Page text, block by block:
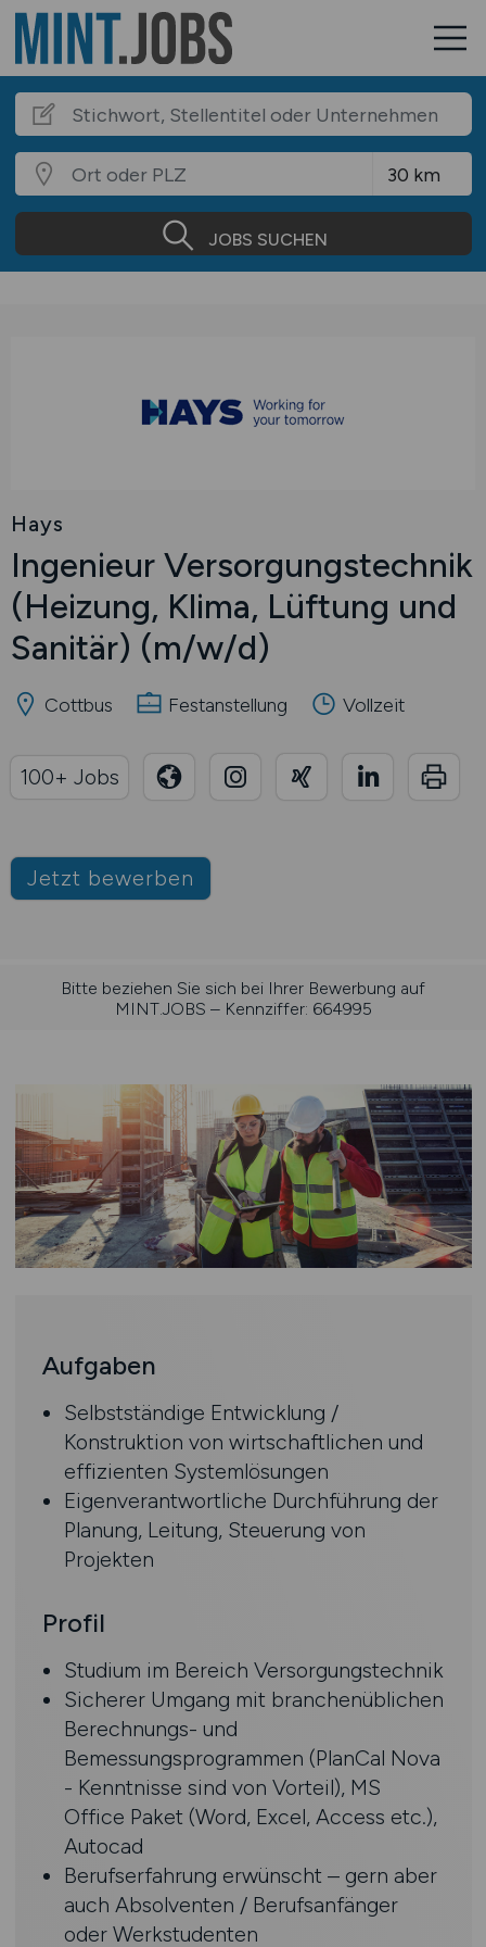
JOBS SUCHEN
Hays
Ingenieur Versorgungstechnik
(Heizung, Klima, Lüftung und
Sanitär) (m/w/d)
Cottbus Festanstellung Vollzeit
Jetzt bewerben
100+ Jobs
Bitte beziehen Sie sich bei Ihrer Bewerbung auf
MINT.JOBS – Kennziffer: 664995
Aufgaben
Selbstständige Entwicklung /
Konstruktion von wirtschaftlichen und
effizienten Systemlösungen
Eigenverantwortliche Durchführung der
Planung, Leitung, Steuerung von
Projekten
Profil
Studium im Bereich Versorgungstechnik
Sicherer Umgang mit branchenüblichen
Berechnungs- und
Bemessungsprogrammen (PlanCal Nova
- Kenntnisse sind von Vorteil), MS
Office Paket (Word, Excel, Access etc.),
Autocad
Berufserfahrung erwünscht – gern aber
auch Absolventen / Berufsanfänger
oder Werkstudenten